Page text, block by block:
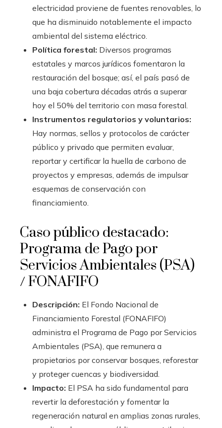
electricidad proviene de fuentes renovables, lo
que ha disminuido notablemente el impacto
ambiental del sistema eléctrico.
Política forestal: Diversos programas
estatales y marcos jurídicos fomentaron la
restauración del bosque; así, el país pasó de
una baja cobertura décadas atrás a superar
hoy el 50% del territorio con masa forestal.
Instrumentos regulatorios y voluntarios:
Hay normas, sellos y protocolos de carácter
público y privado que permiten evaluar,
reportar y certificar la huella de carbono de
proyectos y empresas, además de impulsar
esquemas de conservación con
financiamiento.
Caso público destacado:
Programa de Pago por
Servicios Ambientales (PSA)
/ FONAFIFO
Descripción: El Fondo Nacional de
Financiamiento Forestal (FONAFIFO)
administra el Programa de Pago por Servicios
Ambientales (PSA), que remunera a
propietarios por conservar bosques, reforestar
y proteger cuencas y biodiversidad.
Impacto: El PSA ha sido fundamental para
revertir la deforestación y fomentar la
regeneración natural en amplias zonas rurales,